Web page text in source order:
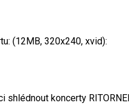
(12MB, 320x240, xvid):
koncerty